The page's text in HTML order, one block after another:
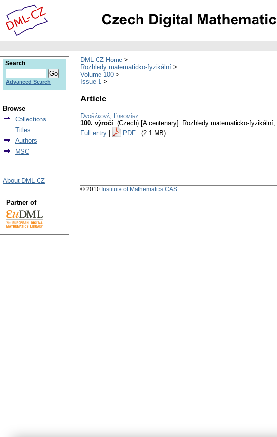
DML-CZ Home
Rozhledy matematicko-fyzikální
Volume 100
Issue 1
Article
Dvořáková, Ľubomíra
100. výročí. (Czech) [A centenary]. Rozhledy matematicko-fyzikální,
Full entry
PDF (2.1 MB)
Search
Advanced Search
Browse
Collections
Titles
Authors
MSC
About DML-CZ
Partner of
© 2010 Institute of Mathematics CAS